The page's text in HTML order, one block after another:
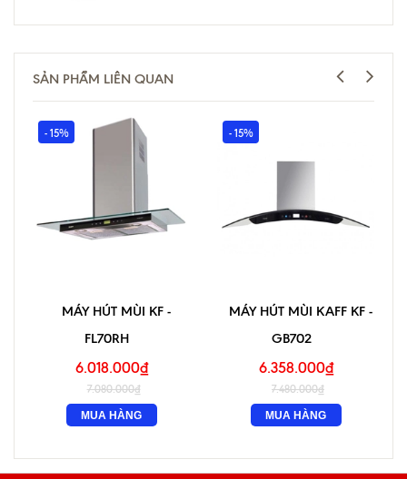
SẢN PHẨM LIÊN QUAN
- 15%
MÁY HÚT MÙI KF -
FL70RH
6.018.000₫
7.080.000₫
MUA HÀNG
- 15%
MÁY HÚT MÙI KAFF KF -
GB702
6.358.000₫
7.480.000₫
MUA HÀNG